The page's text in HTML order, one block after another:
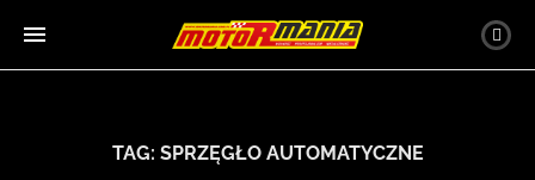
TAG: SPRZĘGŁO AUTOMATYCZNE